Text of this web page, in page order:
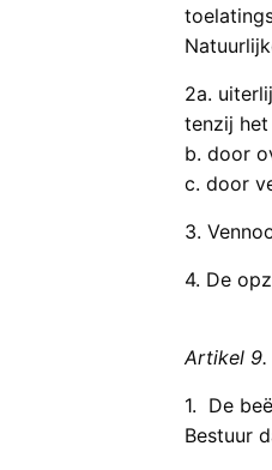
2a.
tenzij
b. door
c. door
3.
4. De
Artikel 9.
1. De
Bestuur